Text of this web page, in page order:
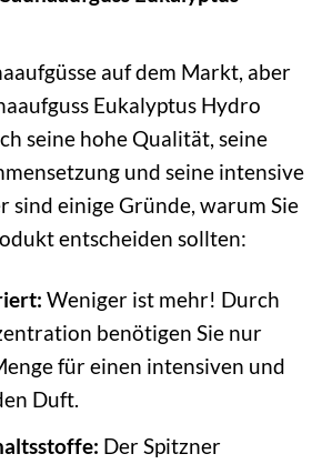
auf dem Markt, aber
Eukalyptus Hydro
seine hohe Qualität, seine
und seine intensive
sind einige Gründe, warum Sie
entscheiden sollten:
Weniger ist mehr! Durch
benötigen Sie nur
für einen intensiven und
Duft.
Der Spitzner